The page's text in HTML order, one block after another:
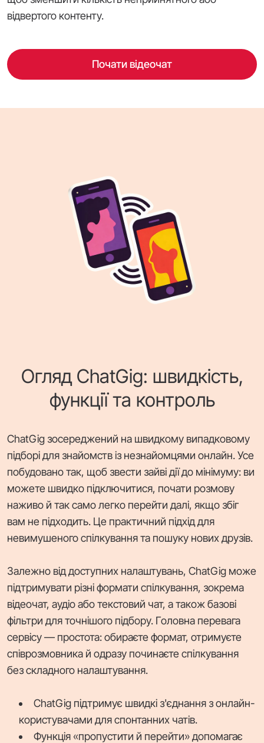
відвертого контенту.
Почати відеочат
Огляд ChatGig: швидкість,
функції та контроль
ChatGig зосереджений на швидкому випадковому
підборі для знайомств із незнайомцями онлайн. Усе
побудовано так, щоб звести зайві дії до мінімуму: ви
можете швидко підключитися, почати розмову
наживо й так само легко перейти далі, якщо збіг
вам не підходить. Це практичний підхід для
невимушеного спілкування та пошуку нових друзів.
Залежно від доступних налаштувань, ChatGig може
підтримувати різні формати спілкування, зокрема
відеочат, аудіо або текстовий чат, а також базові
фільтри для точнішого підбору. Головна перевага
сервісу — простота: обираєте формат, отримуєте
співрозмовника й одразу починаєте спілкування
без складного налаштування.
ChatGig підтримує швидкі з'єднання з онлайн-
користувачами для спонтанних чатів.
Функція «пропустити й перейти» допомагає